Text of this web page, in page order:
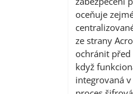
oceňuje
ze strany
ochránit
když
integrovaná